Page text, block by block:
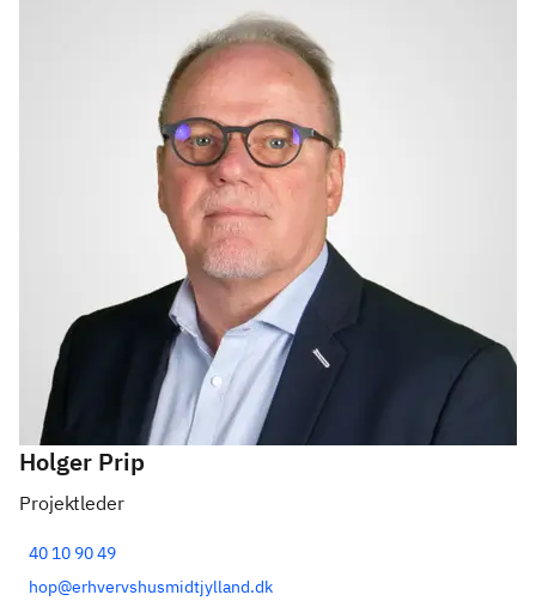
Holger Prip
Projektleder
40 10 90 49
hop@erhvervshusmidtjylland.dk